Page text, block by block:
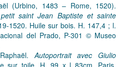
(Urbino, 1483 – Rome, 1520).
saint Jean Baptiste et sainte
1520. Huile sur bois. H. 147,4 ; l.
del Prado, P-301 © Museo
Autoportrait avec Giulio
sur toile. H. 99 x l 83cm. Paris,